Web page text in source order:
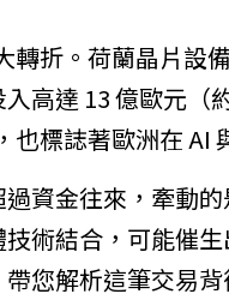
轉折。荷蘭晶片設
高達 13 億歐元（
也標誌著歐洲在 AI
資金往來，牽動
技術結合，可能催
您解析這筆交易